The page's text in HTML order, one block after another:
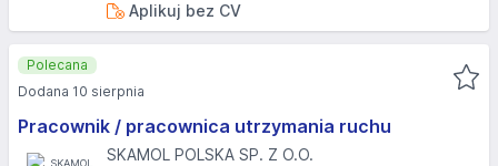
Aplikuj bez CV
Pracownik / pracownica utrzymania ruchu
SKAMOL POLSKA SP. Z O.O.
Polecana
Dodana 10 sierpnia